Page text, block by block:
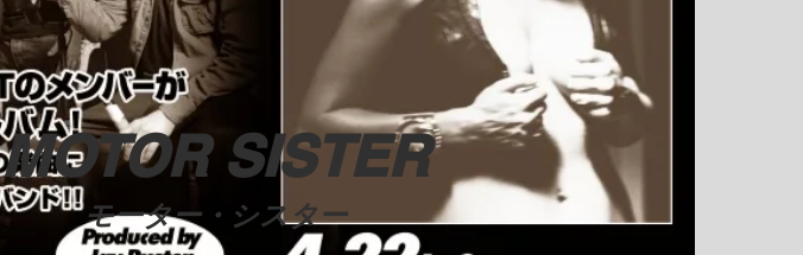
MOTOR SISTER
モーター・シスター